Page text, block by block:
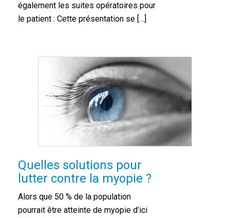
également les suites opératoires pour
le patient : Cette présentation se […]
Quelles solutions pour
lutter contre la myopie ?
Alors que 50 % de la population
pourrait être atteinte de myopie d’ici